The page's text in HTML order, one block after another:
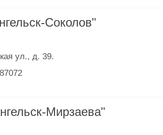
Соколов"
ул., д. 39.
Мирзаева"